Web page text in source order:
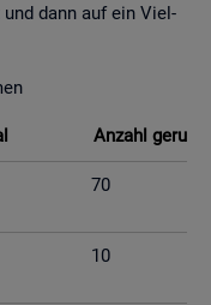
und dann auf ein Viel­
An­zahl
70
10